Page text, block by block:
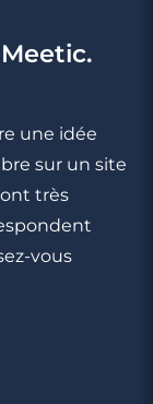
une idée
sur un site
très
vous